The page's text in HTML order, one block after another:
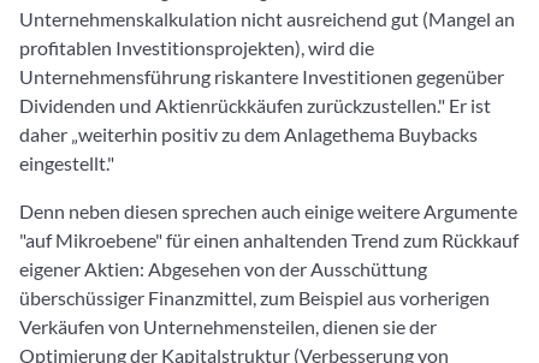
Unternehmenskalkulation nicht ausreichend gut (Mangel an
profitablen Investitionsprojekten), wird die
Unternehmensführung riskantere Investitionen gegenüber
Dividenden und Aktienrückkäufen zurückzustellen." Er ist
daher „weiterhin positiv zu dem Anlagethema Buybacks
eingestellt."
Denn neben diesen sprechen auch einige weitere Argumente
"auf Mikroebene" für einen anhaltenden Trend zum Rückkauf
eigener Aktien: Abgesehen von der Ausschüttung
überschüssiger Finanzmittel, zum Beispiel aus vorherigen
Verkäufen von Unternehmensteilen, dienen sie der
Optimierung der Kapitalstruktur (Verbesserung von